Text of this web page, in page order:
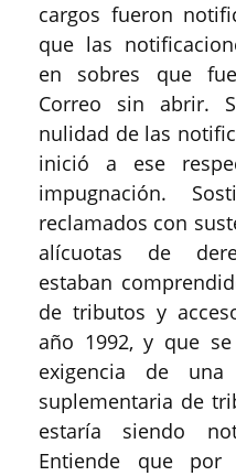
cargos fueron
que las
en sobres que
Correo sin abrir.
nulidad de las
inició a ese
impugnación.
reclamados con
alícuotas de
estaban
de tributos y
año 1992, y que
exigencia de una
suplementaria de
estaría siendo
Entiende que por